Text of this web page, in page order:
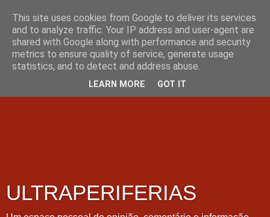
ULTRAPERIFERIAS
This site uses cookies from Google to deliver its services
and to analyze traffic. Your IP address and user-agent are
shared with Google along with performance and security
metrics to ensure quality of service, generate usage
statistics, and to detect and address abuse.
LEARN MORE GOT IT